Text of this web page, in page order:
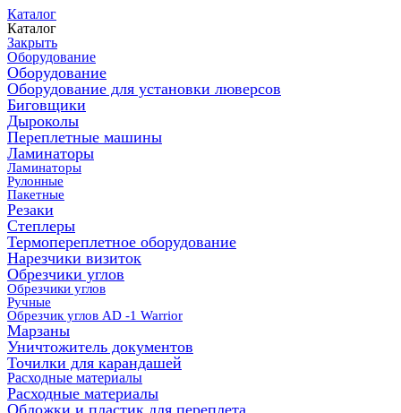
Каталог
Каталог
Закрыть
Оборудование
Оборудование
Оборудование для установки люверсов
Биговщики
Дыроколы
Переплетные машины
Ламинаторы
Ламинаторы
Рулонные
Пакетные
Резаки
Степлеры
Термопереплетное оборудование
Нарезчики визиток
Обрезчики углов
Обрезчики углов
Ручные
Обрезчик углов AD -1 Warrior
Марзаны
Уничтожитель документов
Точилки для карандашей
Расходные материалы
Расходные материалы
Обложки и пластик для переплета